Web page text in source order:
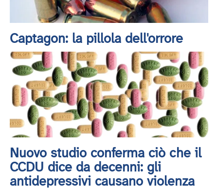
Captagon: la pillola dell'orrore
Nuovo studio conferma ciò che il
CCDU dice da decenni: gli
antidepressivi causano violenza